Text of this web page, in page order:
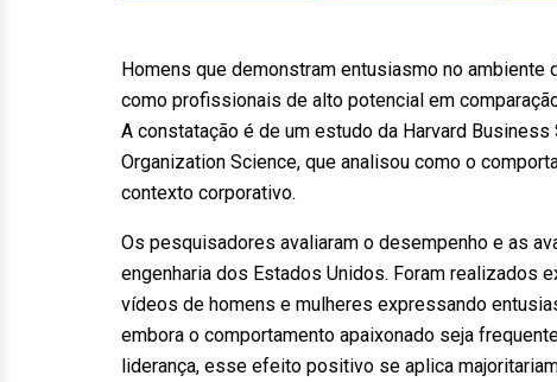
Homens que demonstram entusiasmo no
como profissionais de alto potencial em
A constatação é de um estudo da Harvard
Organization Science, que analisou como o
contexto corporativo.
Os pesquisadores avaliaram o desempenho e as
engenharia dos Estados Unidos. Foram realizados
vídeos de homens e mulheres expressando
embora o comportamento apaixonado seja
liderança, esse efeito positivo se aplica